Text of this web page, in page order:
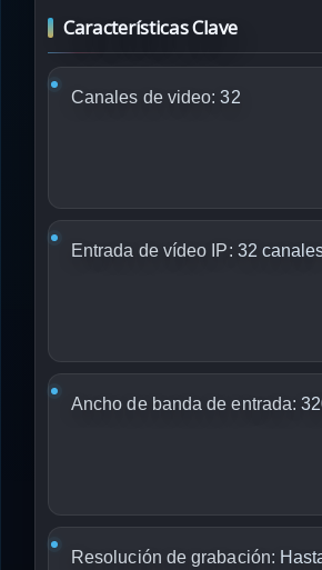
Características Clave
Canales de video: 32
Entrada de vídeo IP: 32
Ancho de banda de entrada:
Resolución de grabación: